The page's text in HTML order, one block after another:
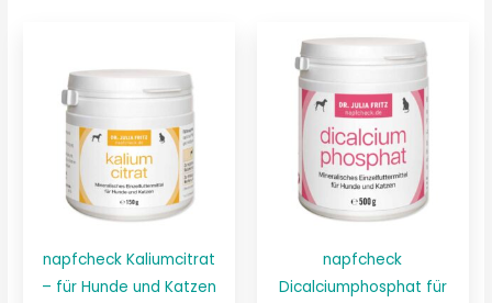
napfcheck Kaliumcitrat
– für Hunde und Katzen
napfcheck
Dicalciumphosphat für